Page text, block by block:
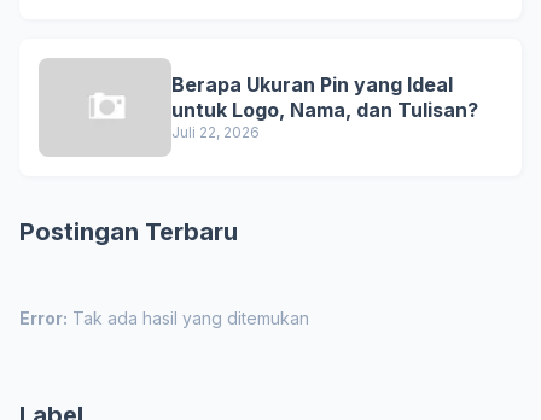
Berapa Ukuran Pin yang Ideal
untuk Logo, Nama, dan Tulisan?
Juli 22, 2026
Postingan Terbaru
Error: Tak ada hasil yang ditemukan